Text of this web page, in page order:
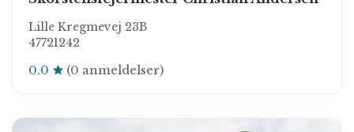
Lille Kregmevej 23B
47721242
0.0 (0 anmeldelser)